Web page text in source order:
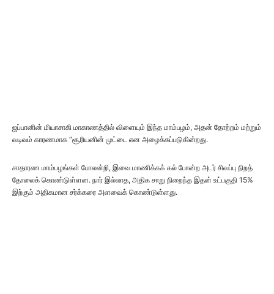
ஜப்பானின் மியாசாகி மாகாணத்தில் விளையும் இந்த மாம்பழம், அதன் தோற்றம் மற்றும்
வடிவம் காரணமாக “சூரியனின் முட்டை என அழைக்கப்படுகின்றது.
சாதாரண மாம்பழங்கள் போலன்றி, இவை மாணிக்கக் கல் போன்ற அடர் சிவப்பு நிறத்
தோலைக் கொண்டுள்ளன. நார் இல்லாத, அதிக சாறு நிறைந்த இதன் உட்பகுதி 15%
இற்கும் அதிகமான சர்க்கரை அளவைக் கொண்டுள்ளது.